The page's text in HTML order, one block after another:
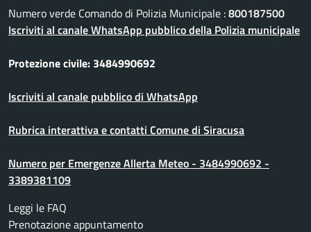
Numero verde Comando di Polizia Municipale :800187500
Iscriviti al canale WhatsApp pubblico della Polizia municipale
Protezione civile: 3484990692
Iscriviti al canale pubblico di WhatsApp
Rubrica interattiva e contatti Comune di Siracusa
Numero per Emergenze Allerta Meteo - 3484990692 -
3389381109
Leggi le FAQ
Prenotazione appuntamento